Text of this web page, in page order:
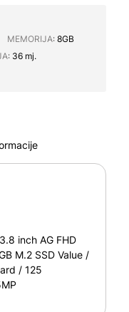
MEMORIJA∶ 8GB
36 mj.
inch AG FHD
M.2 SSD Value /
/ 125